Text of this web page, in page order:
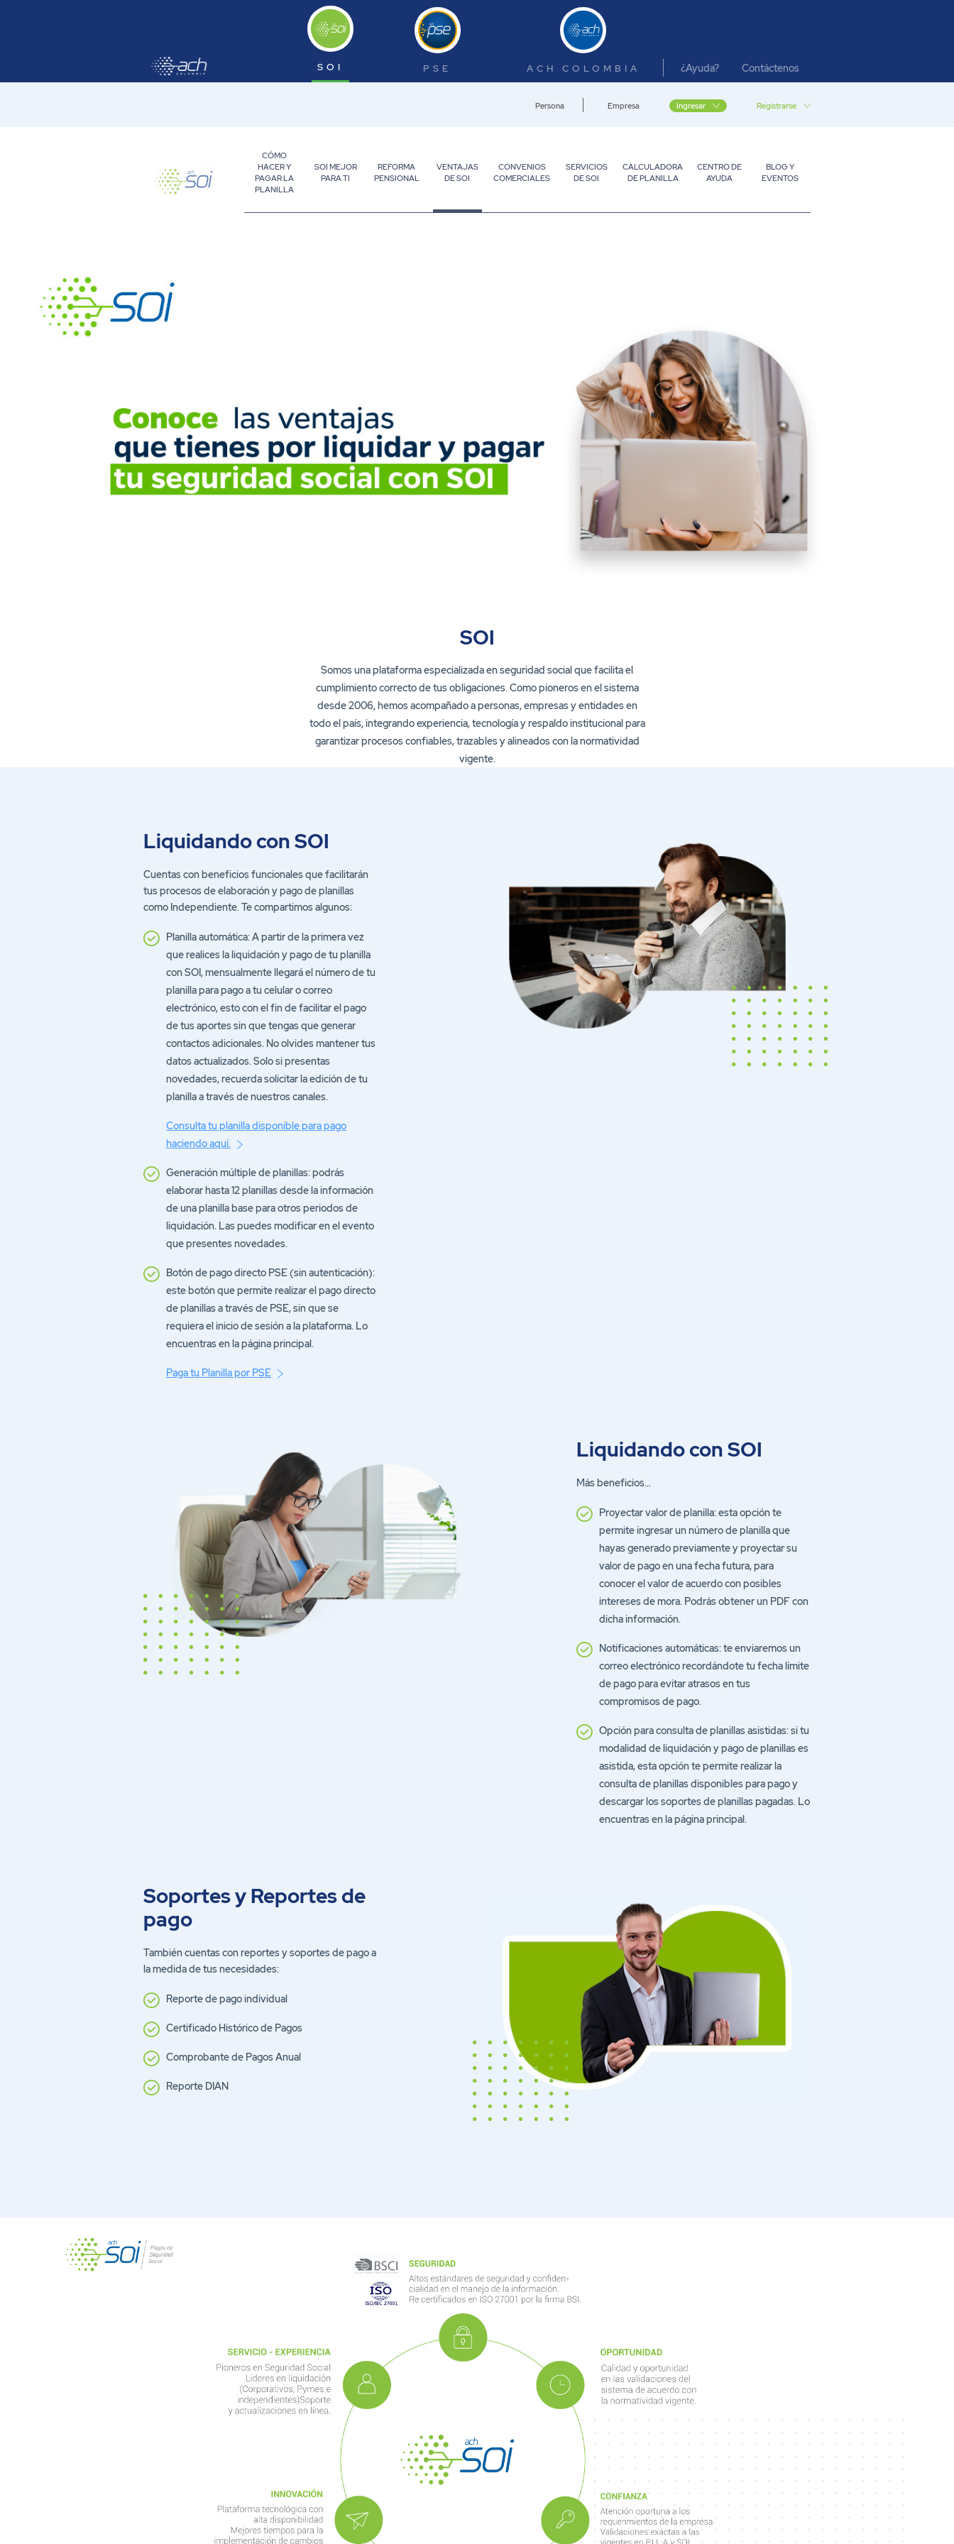
SOI PSE ACH COLOMBIA ¿Ayuda? Contáctenos
Persona Empresa Ingresar Registrarse
CÓMO
HACER Y
PAGAR LA
PLANILLA
SOI MEJOR
PARA TI
REFORMA
PENSIONAL
VENTAJAS
DE SOI
CONVENIOS
COMERCIALES
SERVICIOS
DE SOI
CALCULADORA
DE PLANILLA
CENTRO DE
AYUDA
BLOG Y
EVENTOS
SOI
Somos una plataforma especializada en seguridad social que facilita el
cumplimiento correcto de tus obligaciones. Como pioneros en el sistema
desde 2006, hemos acompañado a personas, empresas y entidades en
todo el país, integrando experiencia, tecnología y respaldo institucional para
garantizar procesos confiables, trazables y alineados con la normatividad
vigente.
Liquidando con SOI
Cuentas con beneficios funcionales que facilitarán
tus procesos de elaboración y pago de planillas
como Independiente. Te compartimos algunos:
Planilla automática: A partir de la primera vez
que realices la liquidación y pago de tu planilla
con SOI, mensualmente llegará el número de tu
planilla para pago a tu celular o correo
electrónico, esto con el fin de facilitar el pago
de tus aportes sin que tengas que generar
contactos adicionales. No olvides mantener tus
datos actualizados. Solo si presentas
novedades, recuerda solicitar la edición de tu
planilla a través de nuestros canales.
Consulta tu planilla disponible para pago
haciendo aquí.
Generación múltiple de planillas: podrás
elaborar hasta 12 planillas desde la información
de una planilla base para otros periodos de
liquidación. Las puedes modificar en el evento
que presentes novedades.
Botón de pago directo PSE (sin autenticación):
este botón que permite realizar el pago directo
de planillas a través de PSE, sin que se
requiera el inicio de sesión a la plataforma. Lo
encuentras en la página principal.
Paga tu Planilla por PSE
Liquidando con SOI
Más beneficios…
Proyectar valor de planilla: esta opción te
permite ingresar un número de planilla que
hayas generado previamente y proyectar su
valor de pago en una fecha futura, para
conocer el valor de acuerdo con posibles
intereses de mora. Podrás obtener un PDF con
dicha información.
Notificaciones automáticas: te enviaremos un
correo electrónico recordándote tu fecha límite
de pago para evitar atrasos en tus
compromisos de pago.
Opción para consulta de planillas asistidas: si tu
modalidad de liquidación y pago de planillas es
asistida, esta opción te permite realizar la
consulta de planillas disponibles para pago y
descargar los soportes de planillas pagadas. Lo
encuentras en la página principal.
Soportes y Reportes de
pago
También cuentas con reportes y soportes de pago a
la medida de tus necesidades:
Reporte de pago individual
Certificado Histórico de Pagos
Comprobante de Pagos Anual
Reporte DIAN